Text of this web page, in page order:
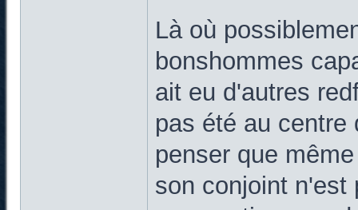
Là où
bonshommes
ait eu d'autres
pas été au centre
penser que
son conjoint n'est